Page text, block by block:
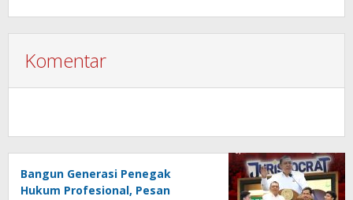
Komentar
Bangun Generasi Penegak
Hukum Profesional, Pesan